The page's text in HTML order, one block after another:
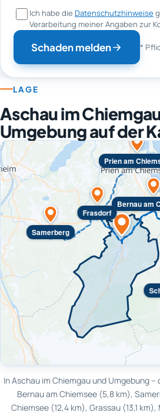
Ich habe die Datenschutzhinweise
Verarbeitung meiner Angaben zur
Schaden melden *
LAGE
Aschau im
Umgebung auf der
Frasdorf
Bernau am
Samerberg
Prien am
In Aschau im Chiemgau und Umgebung
Bernau am Chiemsee (5,8 km),
Chiemsee (12,4 km), Grassau (13,1